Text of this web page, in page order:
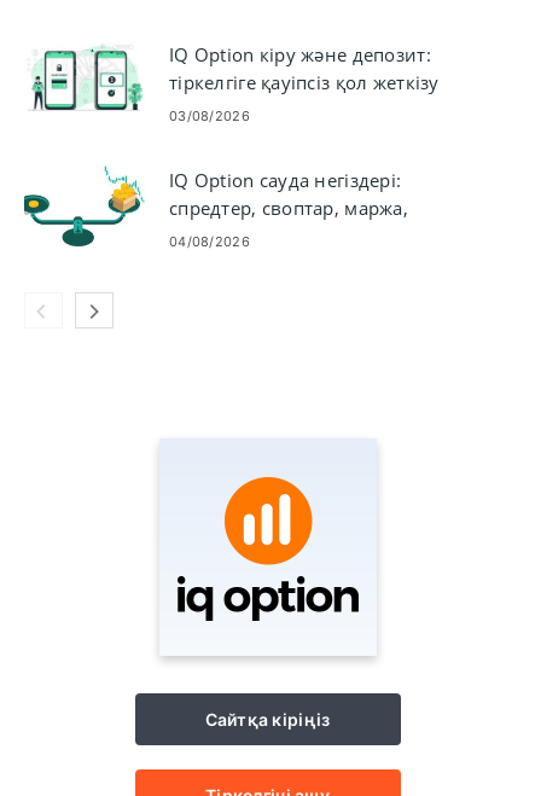
IQ Option кіру және депозит:
тіркелгіге қауіпсіз қол жеткізу
және қаржыландыру
03/08/2026
IQ Option сауда негіздері:
спредтер, своптар, маржа,
левередж
04/08/2026
Сайтқа кіріңіз